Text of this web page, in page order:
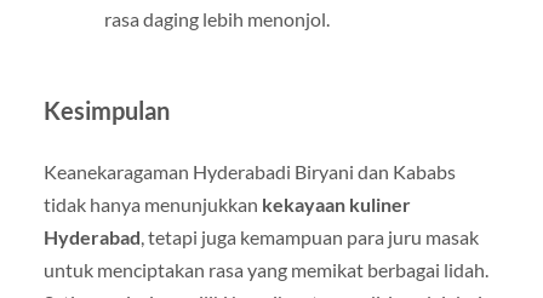
rasa daging lebih menonjol.
Kesimpulan
Keanekaragaman Hyderabadi Biryani dan Kababs
tidak hanya menunjukkan kekayaan kuliner
Hyderabad, tetapi juga kemampuan para juru masak
untuk menciptakan rasa yang memikat berbagai lidah.